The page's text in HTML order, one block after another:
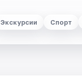
Экскурсии Спорт